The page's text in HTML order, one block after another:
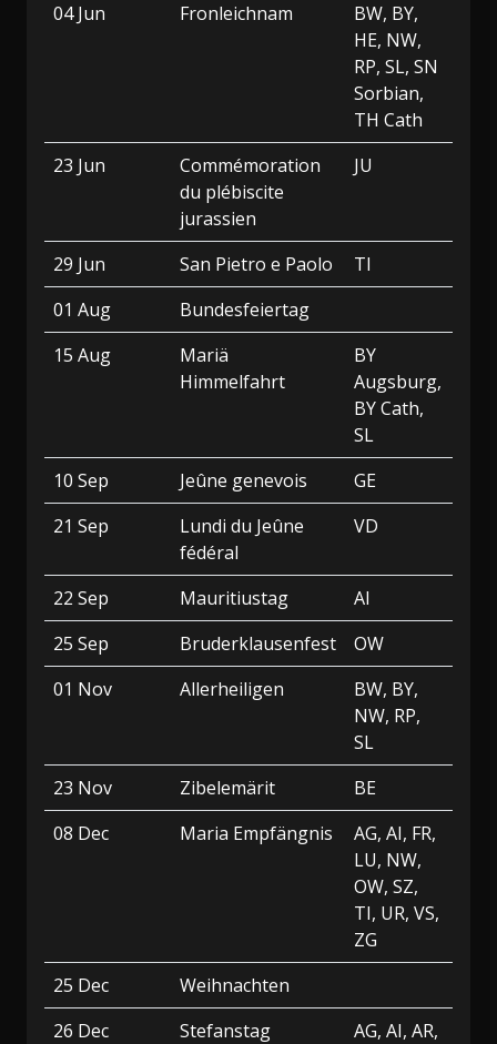
04 Jun
Fronleichnam
BW, BY,
HE, NW,
RP, SL, SN
Sorbian,
TH Cath
23 Jun
Commémoration
du plébiscite
jurassien
JU
29 Jun San Pietro e Paolo
TI
01 Aug
Bundesfeiertag
15 Aug
Mariä
Himmelfahrt
BY
Augsburg,
BY Cath,
SL
10 Sep
Jeûne genevois
GE
21 Sep
Lundi du Jeûne
fédéral
VD
22 Sep Mauritiustag
AI
25 Sep
Bruderklausenfest
OW
01 Nov
Allerheiligen
BW, BY,
NW, RP,
SL
23 Nov
Zibelemärit
BE
08 Dec
Maria Empfängnis
AG, AI, FR,
LU, NW,
OW, SZ,
TI, UR, VS,
ZG
25 Dec
Weihnachten
26 Dec
Stefanstag
AG, AI, AR,